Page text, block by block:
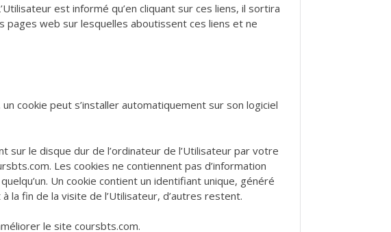
est informé qu’en cliquant sur ces liens, il sortira
pages web sur lesquelles aboutissent ces liens et ne
cookie peut s’installer automatiquement sur son logiciel
le disque dur de l’ordinateur de l’Utilisateur par votre
Les cookies ne contiennent pas d’information
Un cookie contient un identifiant unique, généré
la fin de la visite de l’Utilisateur, d’autres restent.
le site coursbts.com.